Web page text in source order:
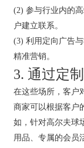
(2) 参与行业内的
户建立联系。
(3) 利用定向广告
精准营销。
3. 通过定
在这些场所，客户
商家可以根据客户
如，针对高尔夫球
用品、专属的会员